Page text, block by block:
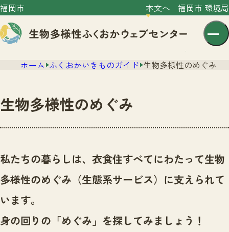
福岡市 本文へ 福岡市 環境局
センター紹介
センター紹介TOP
サイトポリシー
ニュース
いきものガイド
いきものガイドTOP
イベント
ホーム ふくおかいきものガイド 生物多様性のめぐみ
生物多様性のめぐみ
私たちの暮らしは、衣食住すべてにわたって生物
多様性のめぐみ（生態系サービス）に支えられて
います。
身の回りの「めぐみ」を探してみましょう！